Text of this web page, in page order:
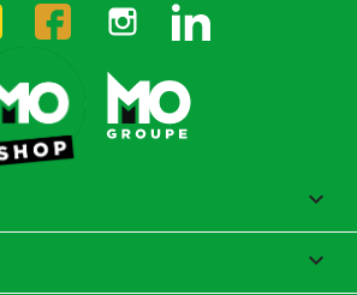
Facebook-CMOFacebook-DMO
Instagram

